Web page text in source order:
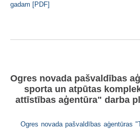
gadam [PDF]
Ogres novada pašvaldības
sporta un atpūtas
attīstības aģentūra" darba
Ogres novada pašvaldības aģentūras